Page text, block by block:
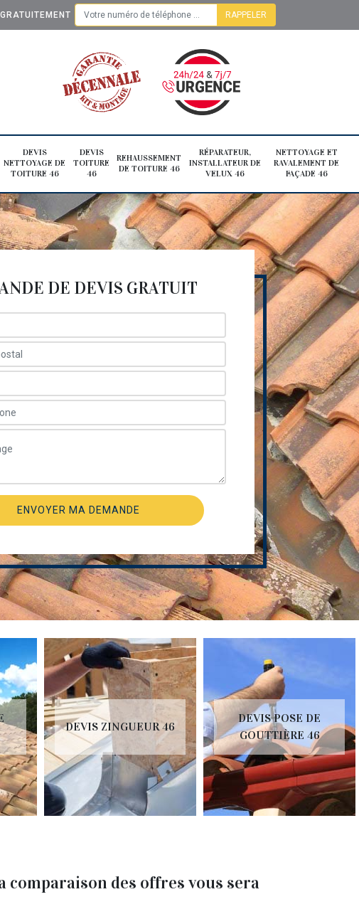
DEVIS
NETTOYAGE DE
TOITURE 46
DEVIS
TOITURE
46
REHAUSSEMENT
DE TOITURE 46
RÉPARATEUR,
INSTALLATEUR DE
VELUX 46
NETTOYAGE ET
RAVALEMENT DE
FAÇADE 46
DE DEVIS GRATUIT
DEVIS ZINGUEUR 46
DEVIS POSE DE
GOUTTIÈRE 46
des offres vous sera